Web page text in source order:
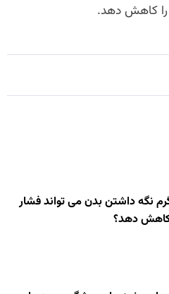
را کاهش دهد.
نگه داشتن بدن می‌ تواند فشار
دهد؟